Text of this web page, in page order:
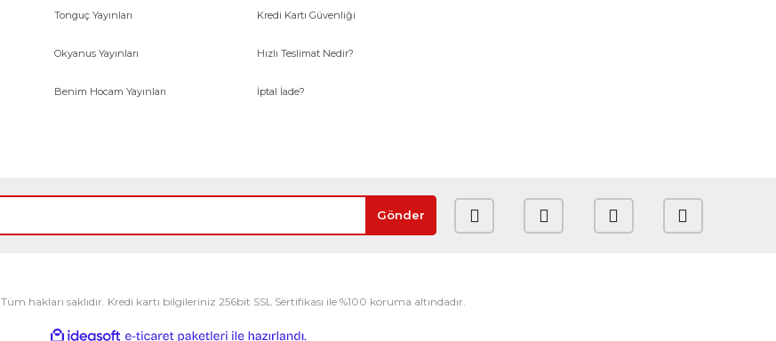
Tonguç Yayınları
Okyanus Yayınları
Benim Hocam Yayınları
Kredi Kartı Güvenliği
Hızlı Teslimat Nedir?
İptal İade?
Gönder
Tüm hakları saklıdır. Kredi kartı bilgileriniz 256bit SSL Sertifikası ile %100 koruma altındadır.
ideasoft e-